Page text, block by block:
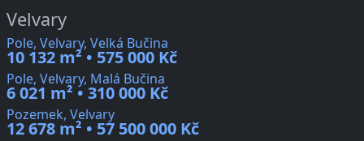
Velvary
Pole, Velvary, Velká Bučina
10 132 m² • 575 000 Kč
Pole, Velvary, Malá Bučina
6 021 m² • 310 000 Kč
Pozemek, Velvary
12 678 m² • 57 500 000 Kč